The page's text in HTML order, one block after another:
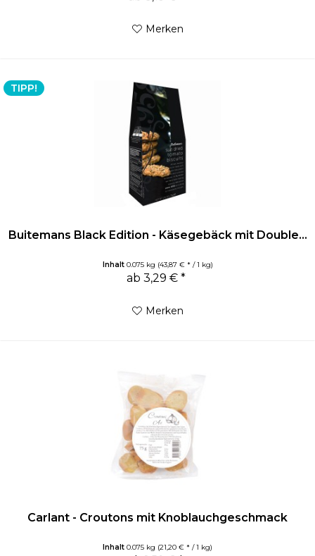
Merken
TIPP!
Buitemans Black Edition - Käsegebäck mit Double...
Inhalt 0.075 kg (43,87 € * / 1 kg)
ab 3,29 € *
Merken
Carlant - Croutons mit Knoblauchgeschmack
Inhalt0.075 kg (21,20 € * / 1 kg)